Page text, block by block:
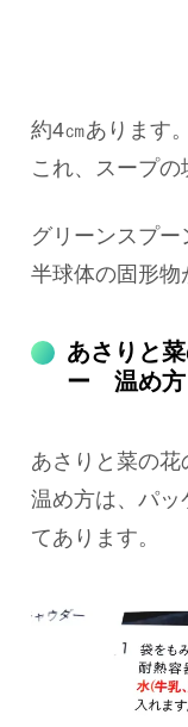
約4㎝あります。
これ、スープの
グリーンスプ
半球体の固形物
あさりと
ー 温め方
あさりと菜の
温め方は、パッ
てあります。